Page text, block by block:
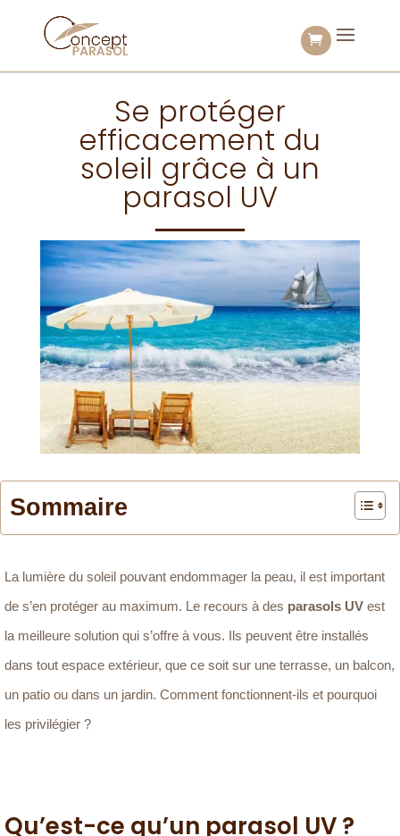
Se protéger
efficacement du
soleil grâce à un
parasol UV
Sommaire
La lumière du soleil pouvant endommager la peau, il est important
de s’en protéger au maximum. Le recours à des parasols UV est
la meilleure solution qui s’offre à vous. Ils peuvent être installés
dans tout espace extérieur, que ce soit sur une terrasse, un balcon,
un patio ou dans un jardin. Comment fonctionnent-ils et pourquoi
les privilégier ?
Qu’est-ce qu’un parasol UV ?